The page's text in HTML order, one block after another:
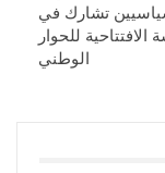
تشارك في
الافتتاحية للحوار
الوطني